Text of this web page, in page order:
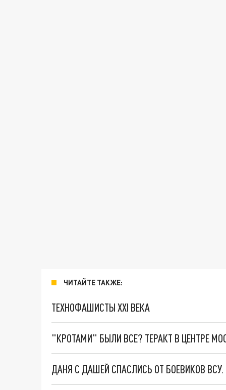
ЧИТАЙТЕ ТАКЖЕ:
ТЕХНОФАШИСТЫ XXI ВЕКА
"КРОТАМИ" БЫЛИ ВСЕ? ТЕРАКТ В ЦЕНТРЕ
ДАНЯ С ДАШЕЙ СПАСЛИСЬ ОТ БОЕВИКОВ